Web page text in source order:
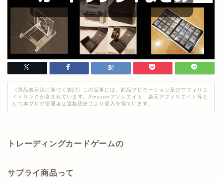
《景品表示法に基づく表記》この記事には、商品プロモーション及びアフィリエ
イトリンクが含まれています。Amazonアソシエイト、楽天アフィリエイト等と
して本ブログ管理者は適格販売により収入を得ています。
トレーディングカードゲームの
サプライ商品って